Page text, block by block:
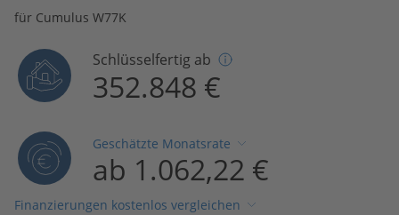
für Cumulus W77K
Schlüsselfertig ab
352.848 €
Geschätzte Monatsrate
ab 1.062,22 €
Finanzierungen kostenlos vergleichen